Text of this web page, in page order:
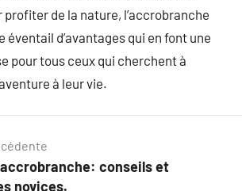
de la nature, l’accrobranche
éventail d’avantages qui en font une
pour tous ceux qui cherchent à
à leur vie.
conseils et
novices.